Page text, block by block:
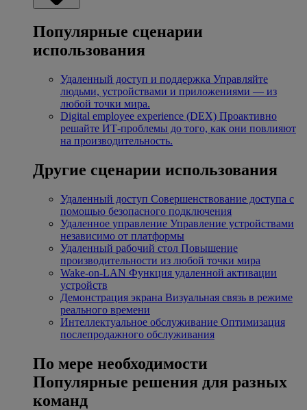
Популярные сценарии
использования
Удаленный доступ и поддержка Управляйте
людьми, устройствами и приложениями — из
любой точки мира.
Digital employee experience (DEX) Проактивно
решайте ИТ-проблемы до того, как они повлияют
на производительность.
Другие сценарии использования
Удаленный доступ Совершенствование доступа с
помощью безопасного подключения
Удаленное управление Управление устройствами
независимо от платформы
Удаленный рабочий стол Повышение
производительности из любой точки мира
Wake-on-LAN Функция удаленной активации
устройств
Демонстрация экрана Визуальная связь в режиме
реального времени
Интеллектуальное обслуживание Оптимизация
послепродажного обслуживания
По мере необходимости
Популярные решения для разных
команд